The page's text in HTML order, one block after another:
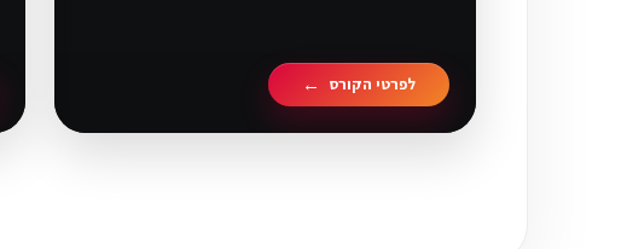
לפרטי הקורס